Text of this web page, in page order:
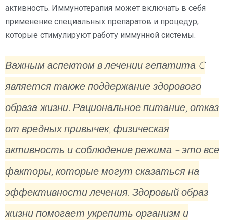
активность. Иммунотерапия может включать в себя
применение специальных препаратов и процедур,
которые стимулируют работу иммунной системы.
Важным аспектом в лечении гепатита C
является также поддержание здорового
образа жизни. Рациональное питание, отказ
от вредных привычек, физическая
активность и соблюдение режима – это все
факторы, которые могут сказаться на
эффективности лечения. Здоровый образ
жизни помогает укрепить организм и